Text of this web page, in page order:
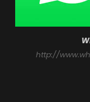
http://